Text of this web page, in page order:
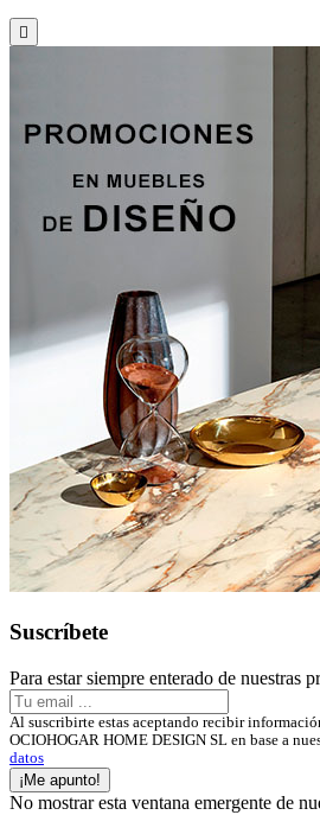

Suscríbete
Para estar siempre enterado de nuestras
Al suscribirte estas aceptando recibir
OCIOHOGAR HOME DESIGN SL en base a
datos
¡Me apunto!
No mostrar esta ventana emergente de